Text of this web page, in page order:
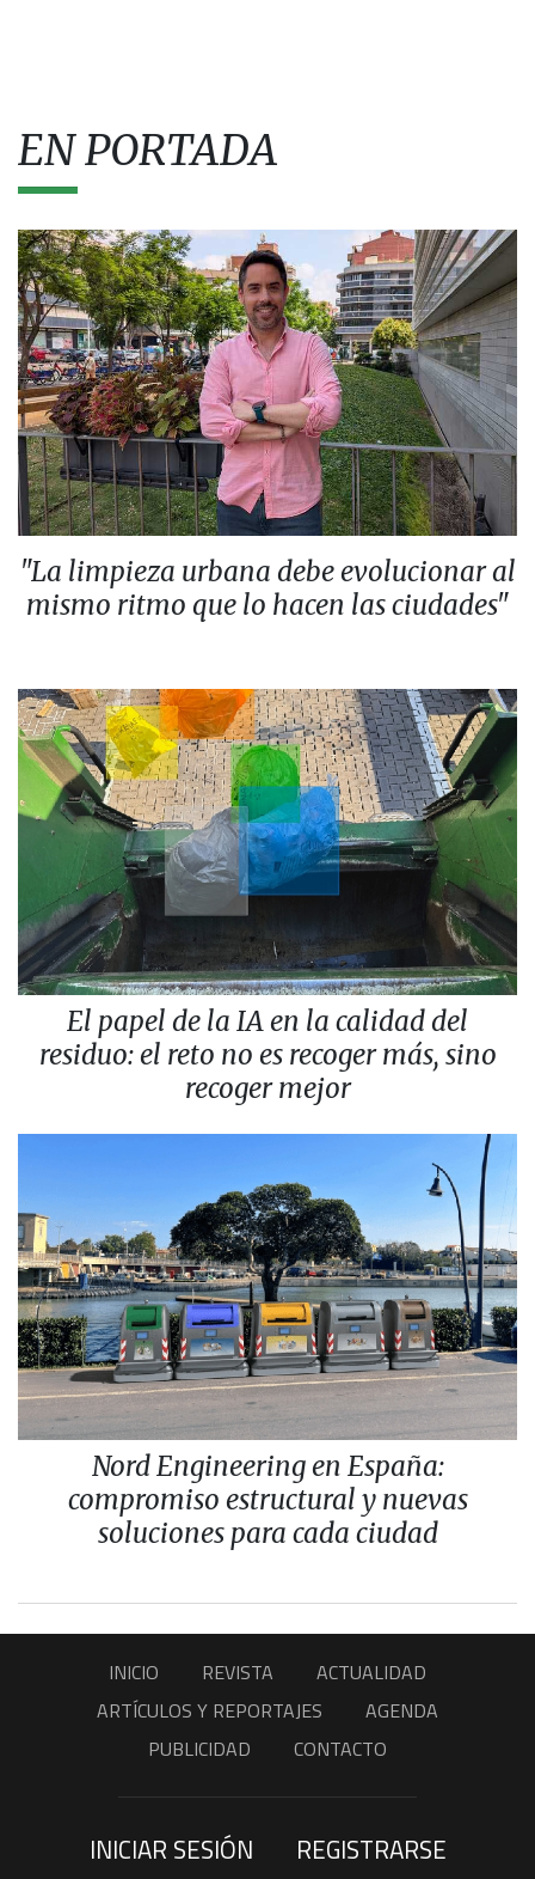
EN PORTADA
"La limpieza urbana debe evolucionar al
mismo ritmo que lo hacen las ciudades"
El papel de la IA en la calidad del
residuo: el reto no es recoger más, sino
recoger mejor
Nord Engineering en España:
compromiso estructural y nuevas
soluciones para cada ciudad
INICIO REVISTA
ACTUALIDAD
ARTÍCULOS Y REPORTAJES
AGENDA
PUBLICIDAD
CONTACTO
INICIAR SESIÓN
REGISTRARSE